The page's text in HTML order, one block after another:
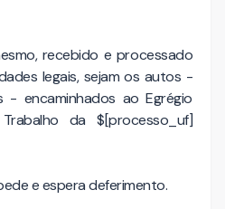
recebido e processado
legais, sejam os autos -
- encaminhados ao Egrégio
da $[processo_uf]
e espera deferimento.